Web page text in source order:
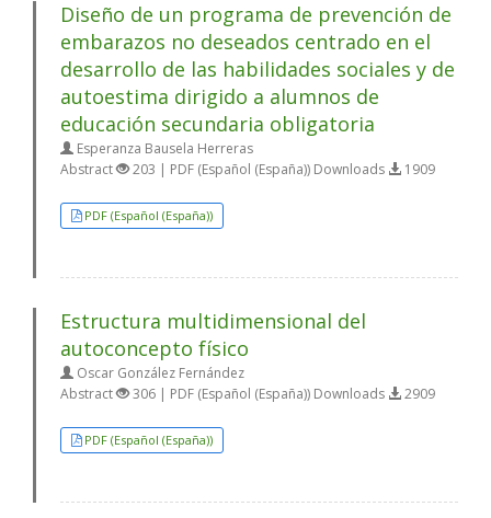
Diseño de un programa de prevención de
embarazos no deseados centrado en el
desarrollo de las habilidades sociales y de
autoestima dirigido a alumnos de
educación secundaria obligatoria
Esperanza Bausela Herreras
Abstract
203 | PDF (Español (España)) Downloads 1909
PDF (Español (España))
Estructura multidimensional del
autoconcepto físico
Oscar González Fernández
Abstract
306 | PDF (Español (España)) Downloads 2909
PDF (Español (España))